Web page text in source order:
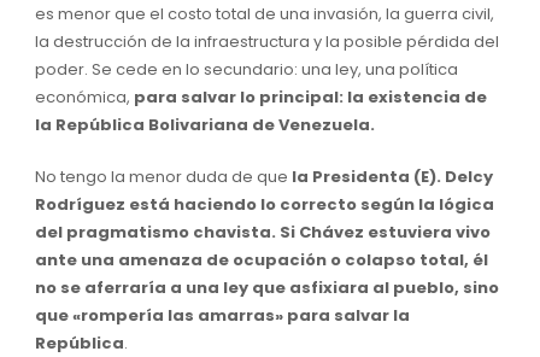
es menor que el costo total de una invasión, la guerra civil,
la destrucción de la infraestructura y la posible pérdida del
poder. Se cede en lo secundario: una ley, una política
económica, para salvar lo principal: la existencia de
la República Bolivariana de Venezuela.
No tengo la menor duda de que la Presidenta (E). Delcy
Rodríguez está haciendo lo correcto según la lógica
del pragmatismo chavista. Si Chávez estuviera vivo
ante una amenaza de ocupación o colapso total, él
no se aferraría a una ley que asfixiara al pueblo, sino
que «rompería las amarras» para salvar la
República.